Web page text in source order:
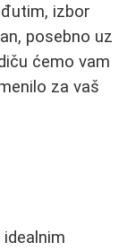
izbor
posebno uz
ćemo vam
za vaš